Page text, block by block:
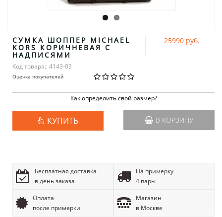
СУМКА ШОППЕР MICHAEL
KORS КОРИЧНЕВАЯ С
НАДПИСЯМИ
Код товара:: 4143-03
Оценка покупателей
25990 руб.
Как определить свой размер?
КУПИТЬ В КОРЗИНУ
Бесплатная доставка
в день заказа
На примерку
4 пары
Оплата
после примерки
Магазин
в Москве